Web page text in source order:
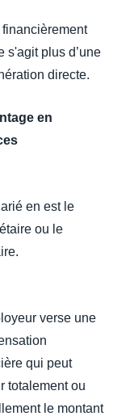
s'agit plus d’une
directe.
en
en est le
ou le
verse une
qui peut
totalement ou
le montant